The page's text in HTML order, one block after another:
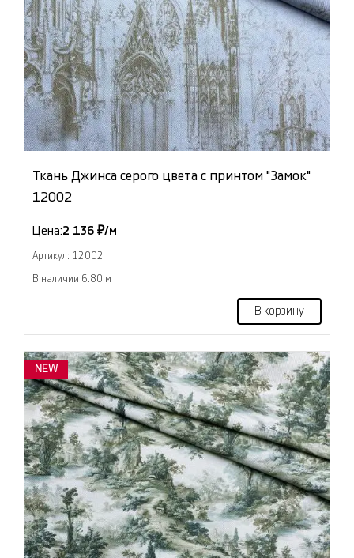
Ткань Джинса серого цвета с принтом "Замок"
12002
Цена:2 136 ₽/м
Артикул: 12002
В наличии 6.80 м
В корзину
NEW